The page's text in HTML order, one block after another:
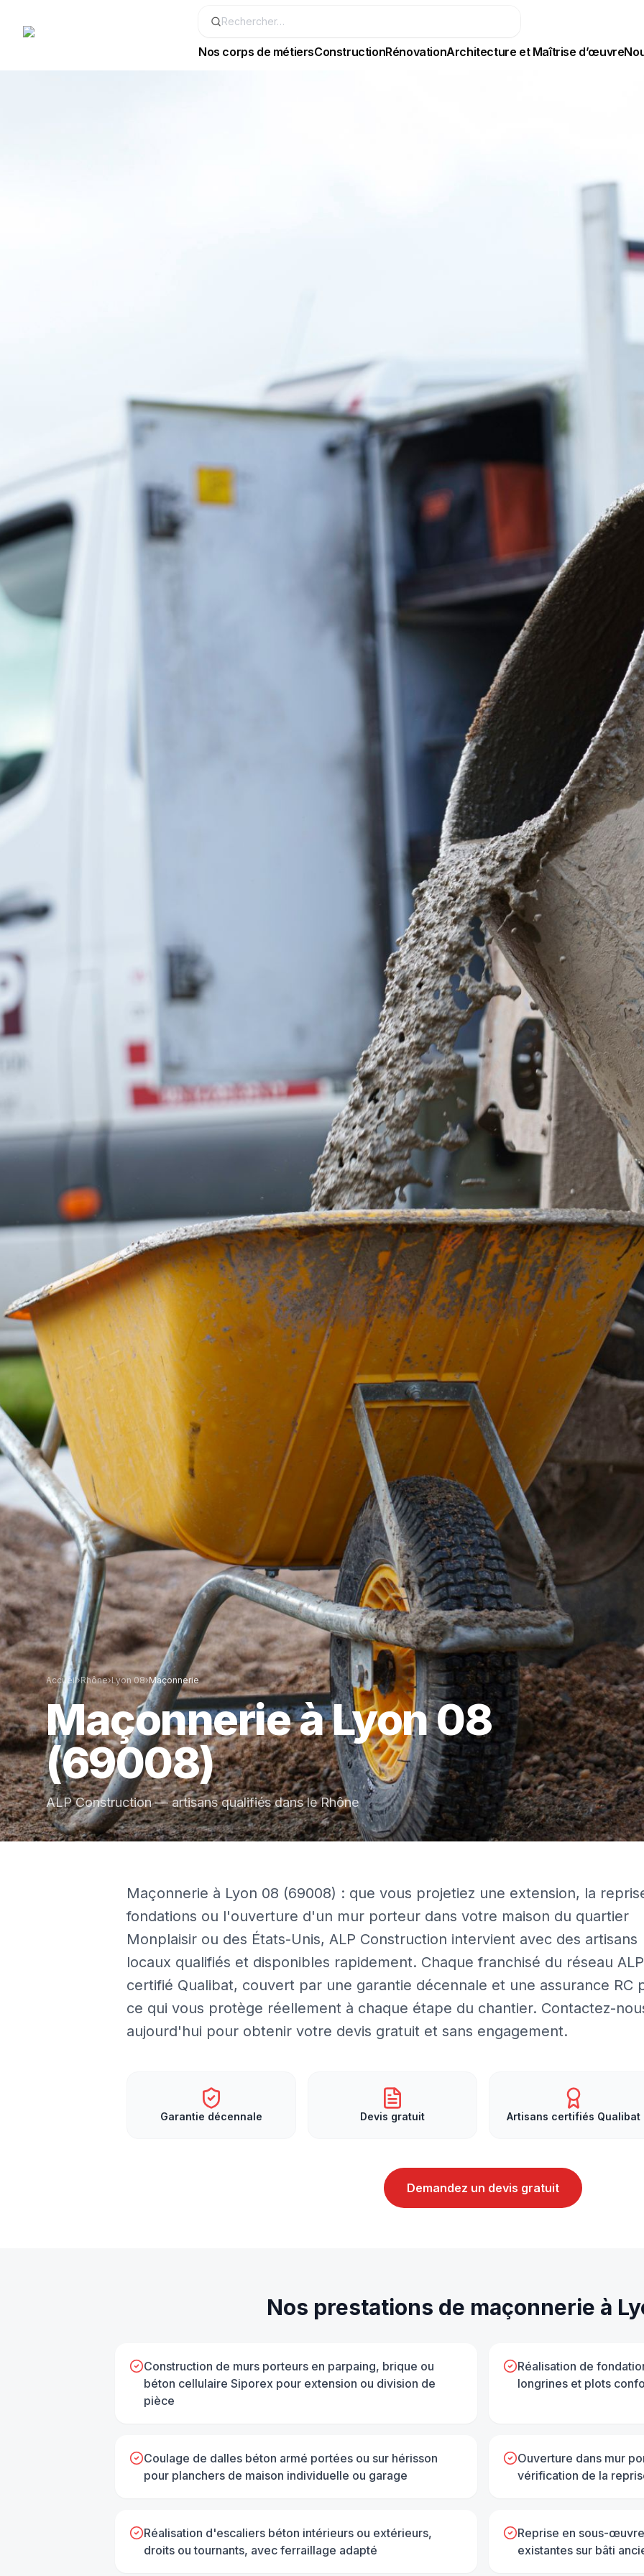
Nos corps de métiersConstructionRénovationArchitecture et Maîtrise d’œuvre
Accueil›Rhône›Lyon 08›Maçonnerie
MaçonnerieàLyon 08
(69008)
ALP Construction — artisans qualifiés dans leRhône
Maçonnerie à Lyon 08 (69008) : que vous projetiez une extension, la
fondations ou l'ouverture d'un mur porteur dans votre maison du quartier
Monplaisir ou des États-Unis, ALP Construction intervient avec des artisans
locaux qualifiés et disponibles rapidement. Chaque franchisé du réseau
certifié Qualibat, couvert par une garantie décennale et une assurance RC
ce qui vous protège réellement à chaque étape du chantier. Contactez-
aujourd'hui pour obtenir votre devis gratuit et sans engagement.
Garantie décennale Devis gratuit Artisans certifiés Qualibat
Demandez un devis gratuit
Nos prestations de maçonnerie à
Construction de murs porteurs en parpaing, brique ou
béton cellulaire Siporex pour extension ou division de
pièce
Réalisation de
longrines et plots
Coulage de dalles béton armé portées ou sur hérisson
pour planchers de maison individuelle ou garage
Ouverture dans mur
vérification de la
Réalisation d'escaliers béton intérieurs ou extérieurs,
droits ou tournants, avec ferraillage adapté
Reprise en sous-
existantes sur bâti